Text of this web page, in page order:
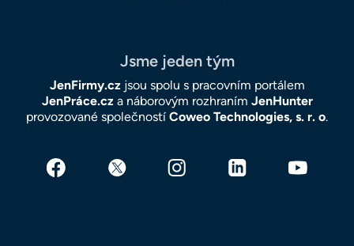
Jsme jeden tým
JenFirmy.czjsou spolu s pracovním portálem
JenPráce.cza náborovým rozhraním JenHunter
provozované společností Coweo Technologies, s. r. o.